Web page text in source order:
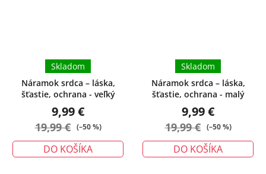
Náramok srdca – láska,
šťastie, ochrana - veľký
Skladom
9,99 €
19,99 € (–50 %)
DO KOŠÍKA
Náramok srdca – láska,
šťastie, ochrana - malý
Skladom
9,99 €
19,99 € (–50 %)
DO KOŠÍKA